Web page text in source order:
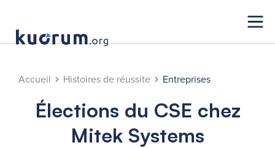
Accueil Histoires de réussite Entreprises
Élections du CSE chez
Mitek Systems